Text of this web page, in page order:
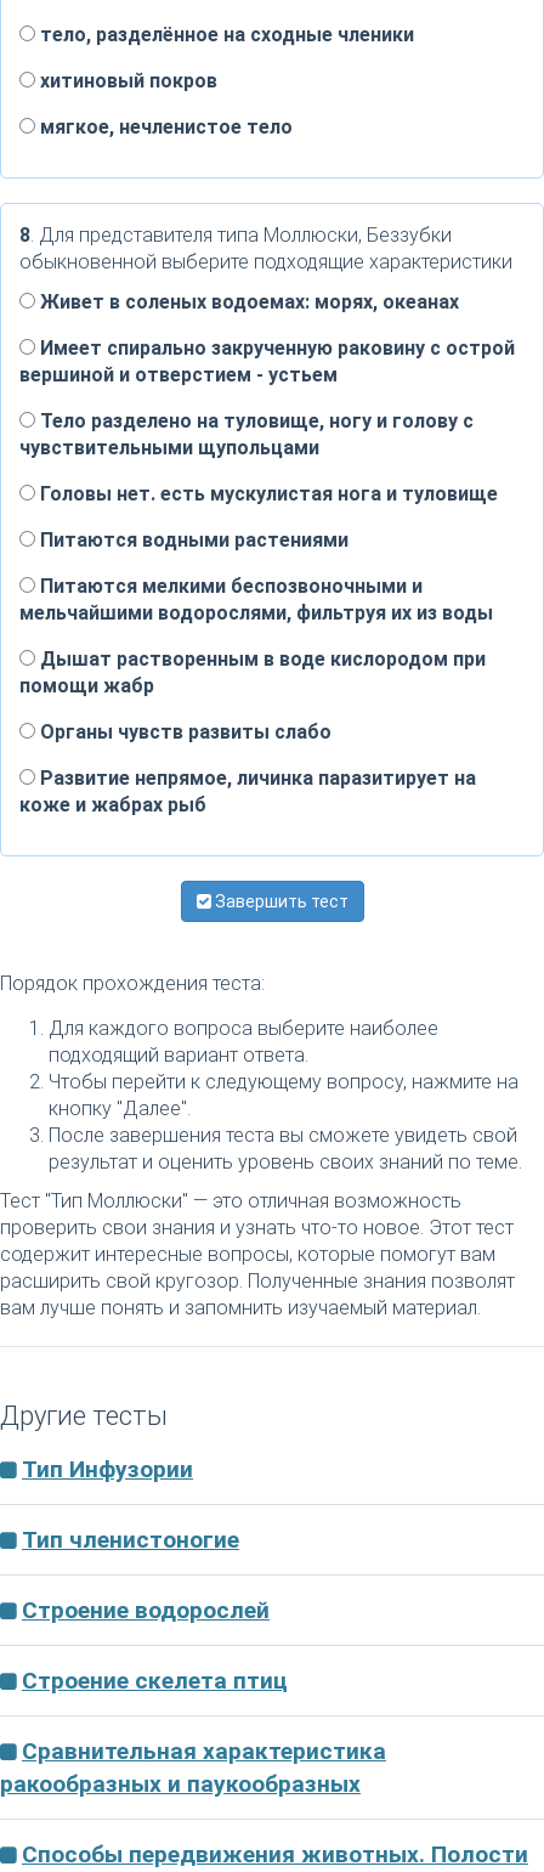
тело, разделённое на сходные членики
хитиновый покров
мягкое, нечленистое тело
8. Для представителя типа Моллюски, Беззубки
обыкновенной выберите подходящие характеристики
Живет в соленых водоемах: морях, океанах
Имеет спирально закрученную раковину с острой
вершиной и отверстием - устьем
Тело разделено на туловище, ногу и голову с
чувствительными щупольцами
Головы нет. есть мускулистая нога и туловище
Питаются водными растениями
Питаются мелкими беспозвоночными и
мельчайшими водорослями, фильтруя их из воды
Дышат растворенным в воде кислородом при
помощи жабр
Органы чувств развиты слабо
Развитие непрямое, личинка паразитирует на
коже и жабрах рыб
Завершить тест
Порядок прохождения теста:
Для каждого вопроса выберите наиболее
подходящий вариант ответа.
Чтобы перейти к следующему вопросу, нажмите на
кнопку "Далее".
После завершения теста вы сможете увидеть свой
результат и оценить уровень своих знаний по теме.
Тест "Тип Моллюски" — это отличная возможность
проверить свои знания и узнать что-то новое. Этот тест
содержит интересные вопросы, которые помогут вам
расширить свой кругозор. Полученные знания позволят
вам лучше понять и запомнить изучаемый материал.
Другие тесты
Тип Инфузории
Тип членистоногие
Строение водорослей
Строение скелета птиц
Сравнительная характеристика
ракообразных и паукообразных
Способы передвижения животных. Полости